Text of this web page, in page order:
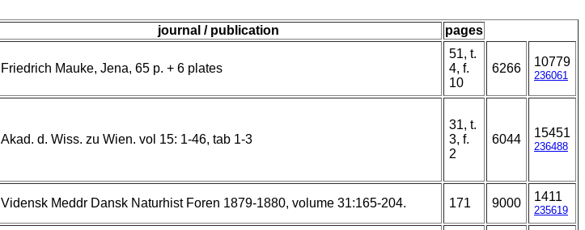
journal / publication pages
Friedrich Mauke, Jena, 65 p. + 6 plates
51, t.
4, f.
10
6266 10779
236061
Akad. d. Wiss. zu Wien. vol 15: 1-46, tab 1-3
31, t.
3, f.
2
6044 15451
236488
Vidensk Meddr Dansk Naturhist Foren 1879-1880, volume 31:165-204. 171 9000 1411
235619